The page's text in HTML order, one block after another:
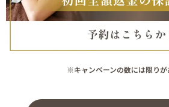
※キャンペーンの数には限りが